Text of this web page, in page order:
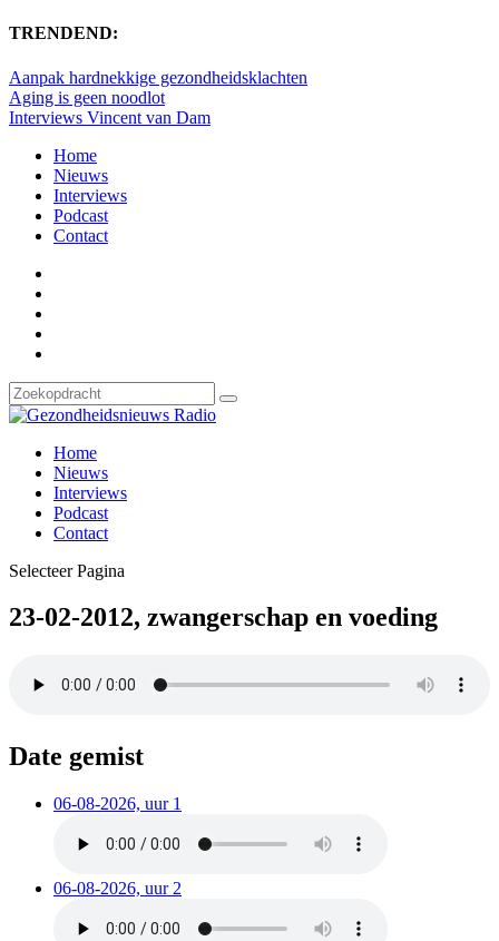
TRENDEND:
Aanpak hardnekkige gezondheidsklachten
Aging is geen noodlot
Interviews Vincent van Dam
Home
Nieuws
Interviews
Podcast
Contact
Home
Nieuws
Interviews
Podcast
Contact
Selecteer Pagina
23-02-2012, zwangerschap en voeding
Date gemist
06-08-2026, uur 1
06-08-2026, uur 2